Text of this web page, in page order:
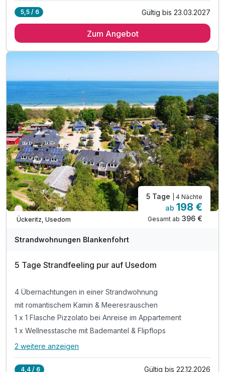
2 x reichhaltiges Frühstück vom Buffet
1 x gemeinsames Pharaonenbad*
1 x 1 Glas Sekt oder Orangensaft zum Pharaonenbad
1 x gemeinsames Serailbad
inkl. Nutzung der 1800 qm großen Wellnessoase
inkl. Erlebnisbecken mit Gegenstromanlage
inkl. großes Schwimmbecken
inkl. Parkplatz am Hotel
5,5 / 6 Gültig bis 23.03.2027
Zum Angebot
Wieder frei ab November
Ückeritz, Usedom
5 Tage | 4 Nächte
ab 198 €
Gesamt ab 396 €
Strandwohnungen Blankenfohrt
5 Tage Strandfeeling pur auf Usedom
4 Übernachtungen in einer Strandwohnung
mit romantischem Kamin & Meeresrauschen
1 x 1 Flasche Pizzolato bei Anreise im Appartement
1 x Wellnesstasche mit Bademantel & Flipflops
Alle Inklusivleistungen
2 weitere anzeigen
4,4 / 6 Gültig bis 22.12.2026